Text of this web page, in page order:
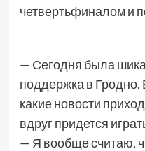
четвертьфиналом и
— Сегодня была
поддержка в Гродно.
какие новости
вдруг придется
— Я вообще считаю,